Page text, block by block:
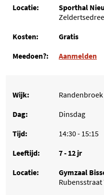
Sporthal
Gratis
Aanmelden
Dinsdag
14:30 - 15:15
7 - 12 jr
Gymzaal
Rubensstraat